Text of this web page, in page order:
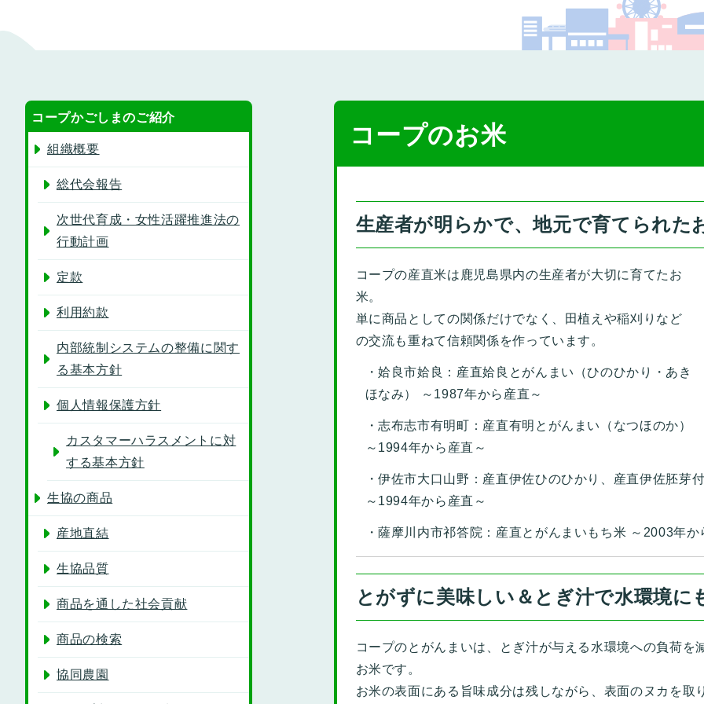
コ
コープのお米
生産者が明らかで、地元で育てられた
コープの産直米は鹿児島県内の生産者が大切に育てたお
米。
単に商品としての関係だけでなく、田植えや稲刈りなど
の交流も重ねて信頼関係を作っています。
姶良市姶良：産直姶良とがんまい（ひのひかり・あき
ほなみ） ～1987年から産直～
志布志市有明町：産直有明とがんまい（なつほのか）
～1994年から産直～
伊佐市大口山野：産直伊佐ひのひかり、産直伊佐胚芽
～1994年から産直～
薩摩川内市祁答院：産直とがんまいもち米 ～2003年か
とがずに美味しい＆とぎ汁で水環境に
コープのとがんまいは、とぎ汁が与える水環境への負荷
お米です。
お米の表面にある旨味成分は残しながら、表面のヌカを取
コープかごしまのご紹介
組織概要
総代会報告
次世代育成・女性活躍推進法の
行動計画
定款
利用約款
内部統制システムの整備に関す
る基本方針
個人情報保護方針
カスタマーハラスメントに対
する基本方針
生協の商品
産地直結
生協品質
商品を通した社会貢献
商品の検索
協同農園